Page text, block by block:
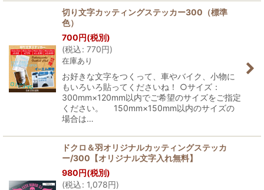
切り文字カッティングステッカー300（標準
色）
700円(税別)
(税込: 770円)
在庫あり
お好きな文字をつくって、車やバイク、小物に
もいろいろ貼ってくださいね！ ○サイズ：
300mm×120mm以内でご希望のサイズをご指定
ください。 150mm×150mm以内のサイズの
場合は…
ドクロ＆羽オリジナルカッティングステッカ
ー/300【オリジナル文字入れ無料】
980円(税別)
(税込: 1,078円)